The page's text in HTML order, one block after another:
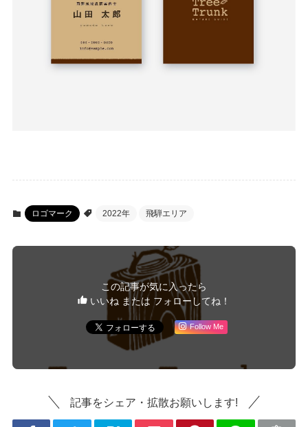
ロゴマーク 2022年 飛騨エリア
この記事が気に入ったら
いいね または フォローしてね！
Follow Me
記事をシェア・拡散お願いします!